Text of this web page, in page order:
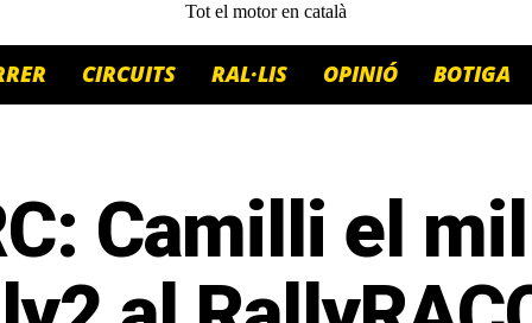
Tot el motor en català
CIRCUITS RAL·LIS OPINIÓ BOTIGA
Camilli el